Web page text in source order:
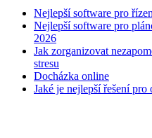
Nejlepší software pro
Nejlepší software pro
2026
Jak zorganizovat
stresu
Docházka online
Jaké je nejlepší řešení